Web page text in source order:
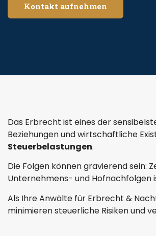
Kontakt aufnehmen
Das Erbrecht ist eines der
Beziehungen und wirtschaftliche
Steuerbelastungen.
Die Folgen können gravierend sein:
Unternehmens- und Hofnachfolgen
Als Ihre Anwälte für Erbrecht &
minimieren steuerliche Risiken und